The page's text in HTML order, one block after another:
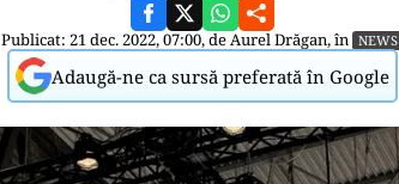
Publicat: 21 dec. 2022, 07:00, deAurel Drăgan, în NEWS
Adaugă-ne ca sursă preferată în Google